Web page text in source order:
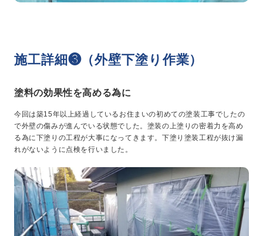
施工詳細❸（外壁下塗り作業）
塗料の効果性を高める為に
今回は築15年以上経過しているお住まいの初めての塗装工事でしたの
で外壁の傷みが進んでいる状態でした。塗装の上塗りの密着力を高め
る為に下塗りの工程が大事になってきます。下塗り塗装工程が抜け漏
れがないように点検を行いました。